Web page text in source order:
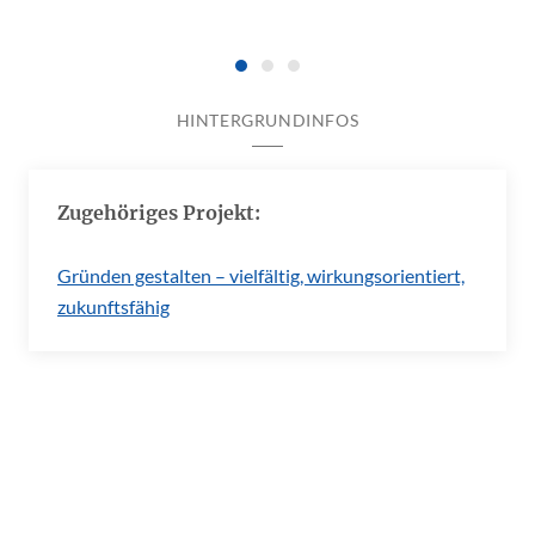
HINTERGRUNDINFOS
Zugehöriges Projekt:
Gründen gestalten – vielfältig, wirkungsorientiert,
zukunftsfähig